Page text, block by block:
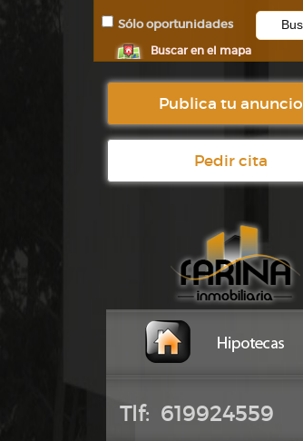
Sólo oportunidades
Buscar en el mapa
Publica tu anuncio
Pedir cita
Tlf: 619924559